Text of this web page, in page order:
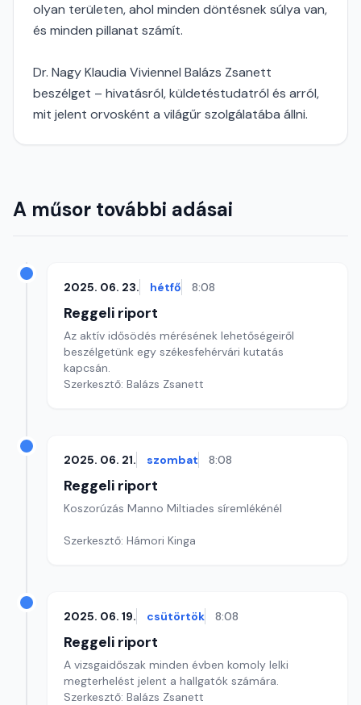
olyan területen, ahol minden döntésnek súlya van,
és minden pillanat számít.
Dr. Nagy Klaudia Viviennel Balázs Zsanett
beszélget – hivatásról, küldetéstudatról és arról,
mit jelent orvosként a világűr szolgálatába állni.
A műsor további adásai
2025. 06. 23. hétfő 8:08
Reggeli riport
Az aktív idősödés mérésének lehetőségeiről
beszélgetünk egy székesfehérvári kutatás
kapcsán.
Szerkesztő: Balázs Zsanett
2025. 06. 21. szombat 8:08
Reggeli riport
Koszorúzás Manno Miltiades síremlékénél
Szerkesztő: Hámori Kinga
2025. 06. 19. csütörtök 8:08
Reggeli riport
A vizsgaidőszak minden évben komoly lelki
megterhelést jelent a hallgatók számára.
Szerkesztő: Balázs Zsanett